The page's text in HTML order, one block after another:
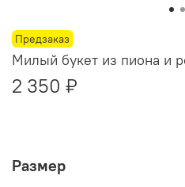
Предзаказ
Милый букет из пиона и
2 350 ₽
Размер